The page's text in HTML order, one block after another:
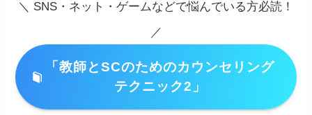
＼ SNS・ネット・ゲームなどで悩んでいる方必読！
／
「教師とSCのためのカウンセリング
テクニック2」